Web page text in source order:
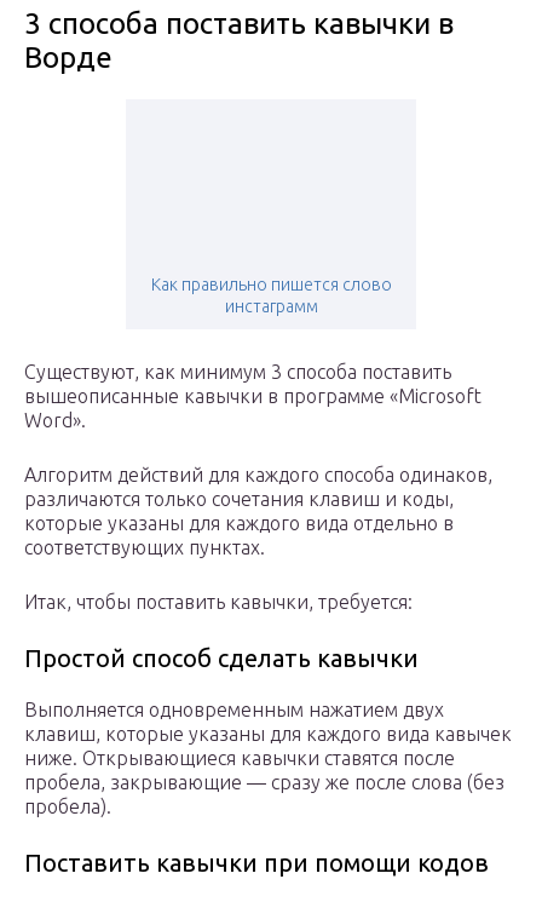
3 способа поставить кавычки в
Ворде
Как правильно пишется слово
инстаграмм
Существуют, как минимум 3 способа поставить
вышеописанные кавычки в программе «Microsoft
Word».
Алгоритм действий для каждого способа одинаков,
различаются только сочетания клавиш и коды,
которые указаны для каждого вида отдельно в
соответствующих пунктах.
Итак, чтобы поставить кавычки, требуется:
Простой способ сделать кавычки
Выполняется одновременным нажатием двух
клавиш, которые указаны для каждого вида кавычек
ниже. Открывающиеся кавычки ставятся после
пробела, закрывающие — сразу же после слова (без
пробела).
Поставить кавычки при помощи кодов